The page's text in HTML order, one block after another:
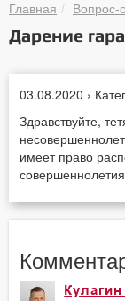
Главная Вопрос-
Дарение
03.08.2020 ›
Здравствуйте,
имеет право